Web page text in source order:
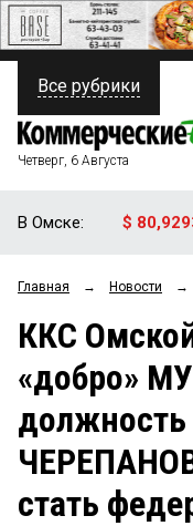
ПОЛИТИКА
ФИНАНСЫ
ОБЩЕСТВО
ЗАКОН
НОВОСТИ КОМПАНИЙ
ПРОИСШЕСТВИЯ
СТИЛЬ ЖИЗНИ
Все рубрики
Четверг, 6 Августа
В Омске: $
Главная → Новости →
ККС
«добро»
должность
стать